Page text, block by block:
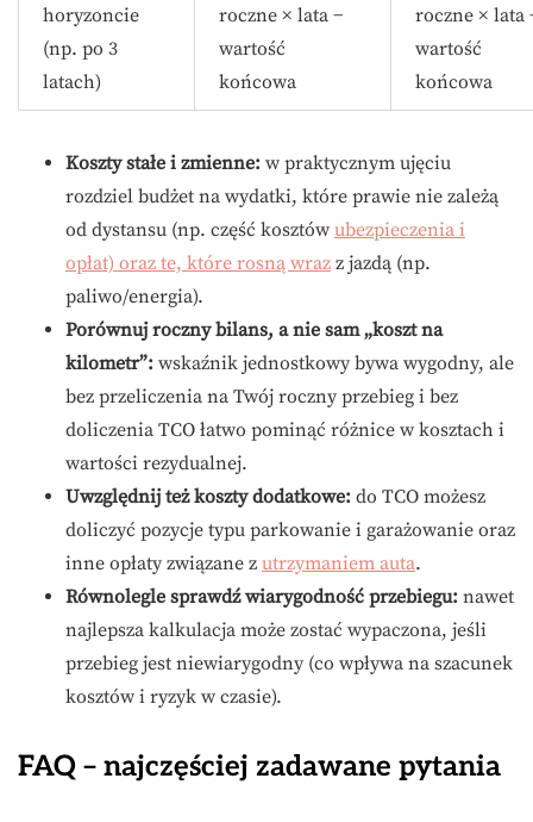
horyzoncie
(np. po 3
latach)
roczne × lata −
wartość
końcowa
roczne × lata
wartość
końcowa
Koszty stałe i zmienne: w praktycznym ujęciu
rozdziel budżet na wydatki, które prawie nie zależą
od dystansu (np. część kosztów ubezpieczenia i
opłat) oraz te, które rosną wraz z jazdą (np.
paliwo/energia).
Porównuj roczny bilans, a nie sam „koszt na
kilometr”: wskaźnik jednostkowy bywa wygodny, ale
bez przeliczenia na Twój roczny przebieg i bez
doliczenia TCO łatwo pominąć różnice w kosztach i
wartości rezydualnej.
Uwzględnij też koszty dodatkowe: do TCO możesz
doliczyć pozycje typu parkowanie i garażowanie oraz
inne opłaty związane z utrzymaniem auta.
Równolegle sprawdź wiarygodność przebiegu: nawet
najlepsza kalkulacja może zostać wypaczona, jeśli
przebieg jest niewiarygodny (co wpływa na szacunek
kosztów i ryzyk w czasie).
FAQ – najczęściej zadawane pytania